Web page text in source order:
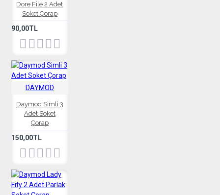
Dore File 2 Adet
Soket Çorap
90,00TL
DAYMOD
Daymod Simli 3
Adet Soket
Çorap
150,00TL